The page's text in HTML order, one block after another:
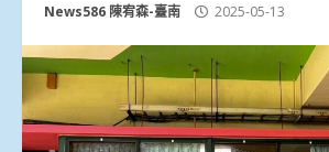
News586 陳宥森-臺南 2025-05-13